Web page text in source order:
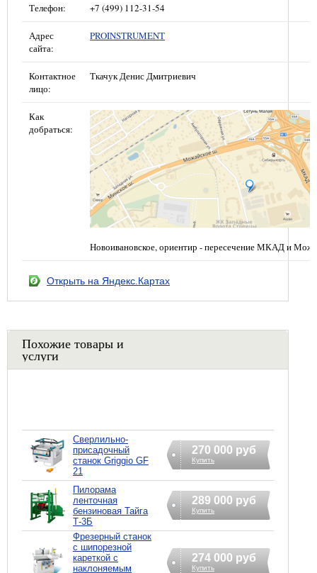
Телефон: +7 (499) 112-31-54
Адрес
сайта:
PROINSTRUMENT
Контактное
лицо:
Ткачук Денис Дмитриевич
Как
добраться:
Новоивановское, ориентир - пересечение МКАД и
Открыть на Яндекс.Картах
Похожие товары и
услуги
Сверлильно-
присадочный
станок Griggio GF
21
270 000 руб
Купить
Пилорама
ленточная
бензиновая Тайга
Т-3Б
289 000 руб
Купить
Фрезерный станок
с шипорезной
кареткой с
наклоняемым
274 000 руб
Купить